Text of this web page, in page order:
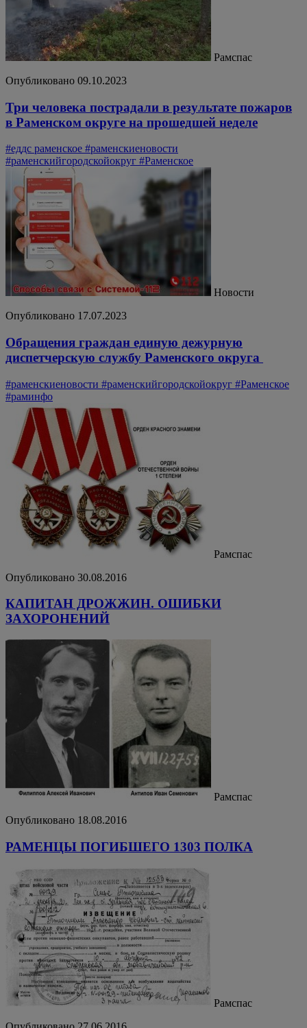
Рамспас
Опубликовано 09.10.2023
Три человека пострадали в результате пожаров
в Раменском округе на прошедшей неделе
#еддс раменское #раменскиеновости
#раменскийгородскойокруг #Раменское
Новости
Опубликовано 17.07.2023
Обращения граждан единую дежурную
диспетчерскую службу Раменского округа
#раменскиеновости #раменскийгородскойокруг #Раменское
#раминфо
Рамспас
Опубликовано 30.08.2016
КАПИТАН ДРОЖЖИН. ОШИБКИ
ЗАХОРОНЕНИЙ
Рамспас
Опубликовано 18.08.2016
РАМЕНЦЫ ПОГИБШЕГО 1303 ПОЛКА
Рамспас